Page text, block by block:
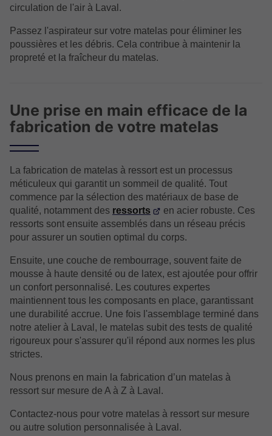
circulation de l'air à Laval.
Passez l'aspirateur sur votre matelas pour éliminer les
poussières et les débris. Cela contribue à maintenir la
propreté et la fraîcheur du matelas.
Une prise en main efficace de la
fabrication de votre matelas
La fabrication de matelas à ressort est un processus
méticuleux qui garantit un sommeil de qualité. Tout
commence par la sélection des matériaux de base de
qualité, notamment des ressorts
en acier robuste. Ces
ressorts sont ensuite assemblés dans un réseau précis
pour assurer un soutien optimal du corps.
Ensuite, une couche de rembourrage, souvent faite de
mousse à haute densité ou de latex, est ajoutée pour offrir
un confort personnalisé. Les coutures expertes
maintiennent tous les composants en place, garantissant
une durabilité accrue. Une fois l'assemblage terminé dans
notre atelier à Laval, le matelas subit des tests de qualité
rigoureux pour s'assurer qu'il répond aux normes les plus
strictes.
Nous prenons en main la fabrication d’un matelas à
ressort sur mesure de A à Z à Laval.
Contactez-nous pour votre matelas à ressort sur mesure
ou autre solution personnalisée à Laval.